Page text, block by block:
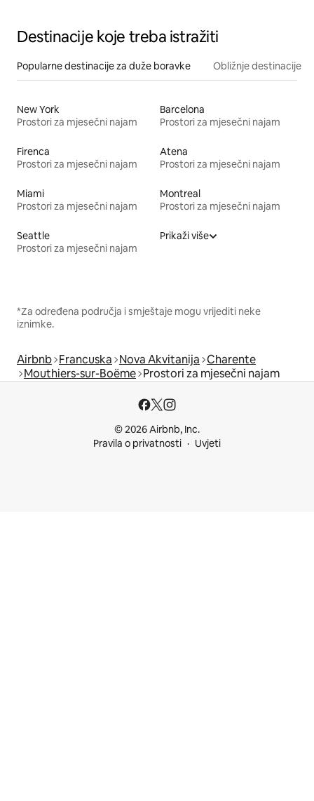
Destinacije koje treba istražiti
Popularne destinacije za duže boravke Obližnje destinacije
New York
Prostori za mjesečni najam
Barcelona
Prostori za mjesečni najam
Firenca
Prostori za mjesečni najam
Atena
Prostori za mjesečni najam
Miami
Prostori za mjesečni najam
Montreal
Prostori za mjesečni najam
Seattle
Prostori za mjesečni najam
Prikaži više
*Za određena područja i smještaje mogu vrijediti neke
iznimke.
Airbnb Francuska Nova Akvitanija Charente
Mouthiers-sur-Boëme Prostori za mjesečni najam
© 2026 Airbnb, Inc.
Pravila o privatnosti
Uvjeti